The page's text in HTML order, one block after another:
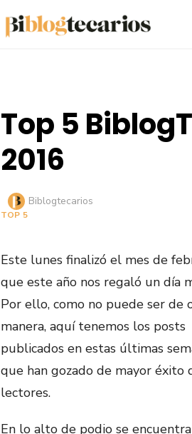
Top 5
2016
Autor
Biblogtecarios
TOP 5
Este lunes finalizó el mes de
que este año nos regaló un día
Por ello, como no puede ser de
manera, aquí tenemos los posts
publicados en estas últimas
que han gozado de mayor éxito
lectores.
En lo alto de podio se encuentra